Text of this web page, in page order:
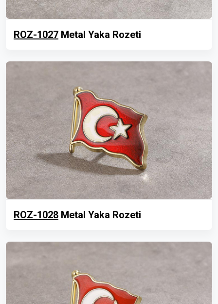
ROZ-1027 Metal Yaka Rozeti
ROZ-1028 Metal Yaka Rozeti